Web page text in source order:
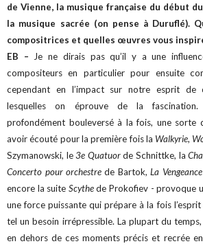
de Vienne, la musique française du début
la musique sacrée (on pense à Duruflé).
compositrices et quelles œuvres vous
EB –
Je ne dirais pas qu’il y a une
compositeurs en particulier pour ensuite
cependant en l’impact sur notre esprit de
lesquelles on éprouve de la fascination.
profondément bouleversé à la fois, une sorte
avoir écouté pour la première fois la Walkyrie,
Szymanowski, le3e Quatuorde Schnittke, la
Concerto pour orchestre de Bartok,La
encore la suite Scythede Prokofiev - provoque
une force puissante qui prépare à la fois
tel un besoin irrépressible. La plupart du
en dehors de ces moments précis et recrée